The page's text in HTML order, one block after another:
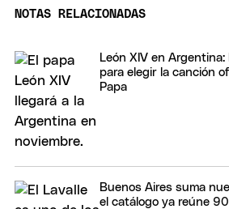
NOTAS RELACIONADAS
León XIV en
para elegir la canción
Papa
Buenos Aires suma
el catálogo ya reúne